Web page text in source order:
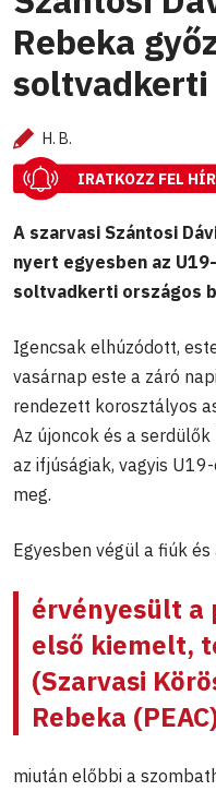
Rebeka
soltvadkerti
H. B.
IRATKOZZ FEL
A szarvasi Szántosi
nyert egyesben az
soltvadkerti országos
Igencsak elhúzódott,
vasárnap este a záró
rendezett korosztályos
Az újoncok és a
az ifjúságiak, vagyis
meg.
Egyesben végül a fiúk
érvényesült a
első kiemelt,
(Szarvasi
Rebeka
miután előbbi a